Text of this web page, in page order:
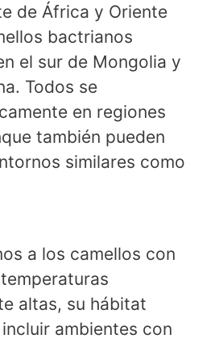
de África y Oriente
bactrianos
el sur de Mongolia y
Todos se
en regiones
también pueden
similares como
a los camellos con
altas, su hábitat
ambientes con